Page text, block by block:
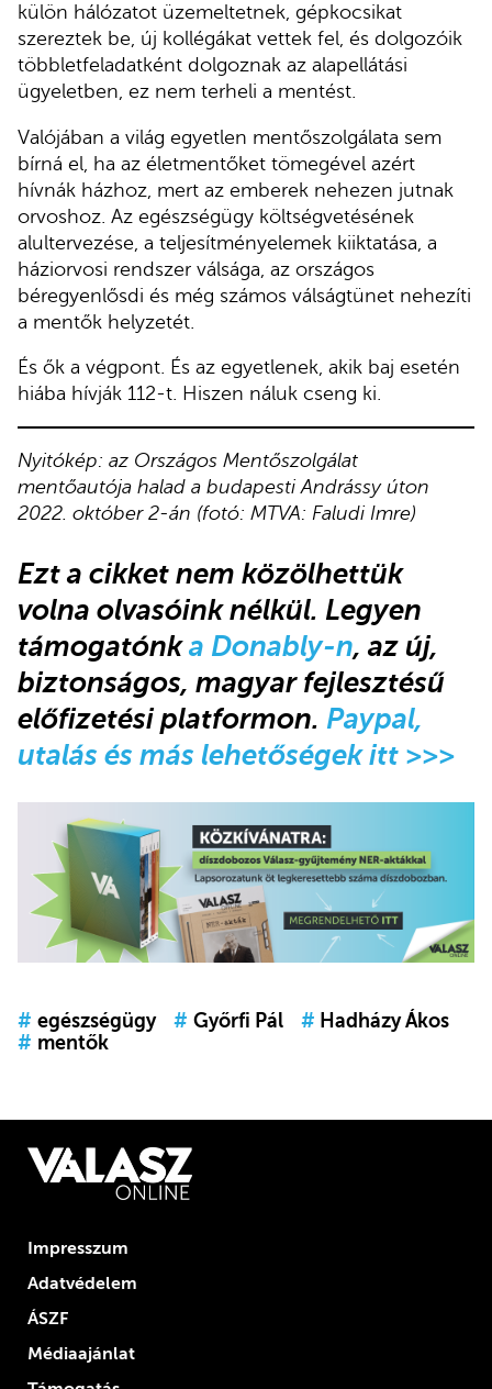
külön hálózatot üzemeltetnek, gépkocsikat
szereztek be, új kollégákat vettek fel, és dolgozóik
többletfeladatként dolgoznak az alapellátási
ügyeletben, ez nem terheli a mentést.
Valójában a világ egyetlen mentőszolgálata sem
bírná el, ha az életmentőket tömegével azért
hívnák házhoz, mert az emberek nehezen jutnak
orvoshoz. Az egészségügy költségvetésének
alultervezése, a teljesítményelemek kiiktatása, a
háziorvosi rendszer válsága, az országos
béregyenlősdi és még számos válságtünet nehezíti
a mentők helyzetét.
És ők a végpont. És az egyetlenek, akik baj esetén
hiába hívják 112-t. Hiszen náluk cseng ki.
Nyitókép: az Országos Mentőszolgálat
mentőautója halad a budapesti Andrássy úton
2022. október 2-án (fotó: MTVA: Faludi Imre)
Ezt a cikket nem közölhettük
volna olvasóink nélkül. Legyen
támogatónka Donably-n, az új,
biztonságos, magyar fejlesztésű
előfizetési platformon. Paypal,
utalás és más lehetőségek itt >>>
# egészségügy # Győrfi Pál # Hadházy Ákos
# mentők
Impresszum
Adatvédelem
ÁSZF
Médiaajánlat